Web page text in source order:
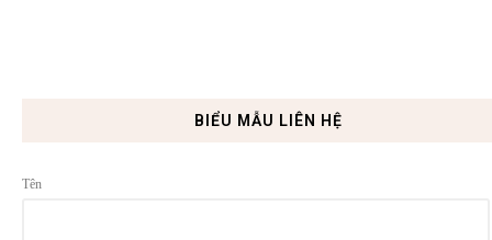
BIỂU MẪU LIÊN HỆ
Tên